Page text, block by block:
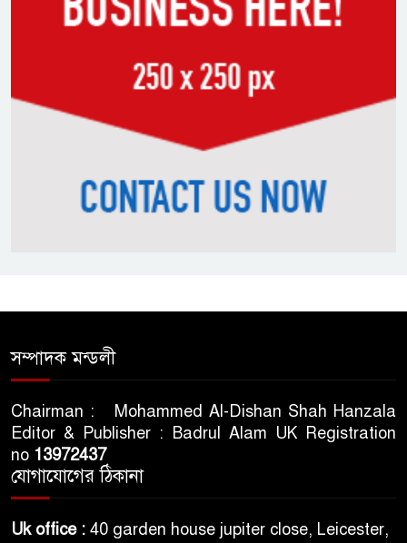
সম্পাদক মন্ডলী
Chairman : Mohammed Al-Dishan Shah Hanzala
Editor & Publisher : Badrul Alam UK Registration
no 13972437
যোগাযোগের ঠিকানা
Uk office : 40 garden house jupiter close, Leicester,